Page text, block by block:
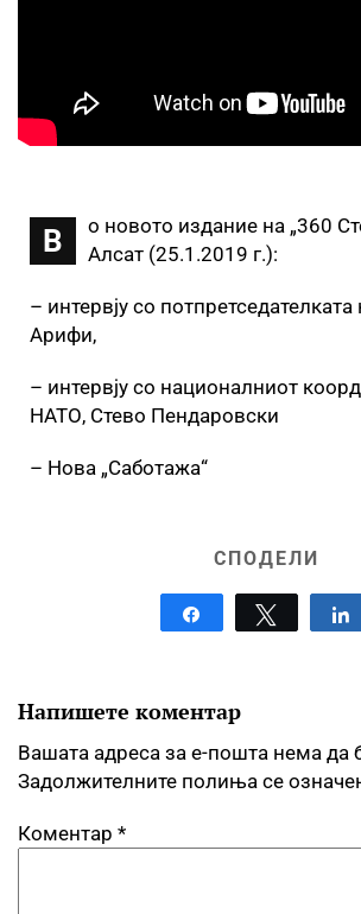
В
о новото издание на „360
Алсат (25.1.2019 г.):
– интервју со
Арифи,
– интервју со националниот
НАТО, Стево Пендаровски
– Нова „Саботажа“
СПОДЕЛИ
Tweet
Напишете коментар
Вашата адреса за е-пошта нема да
Задолжителните полиња се
Коментар *